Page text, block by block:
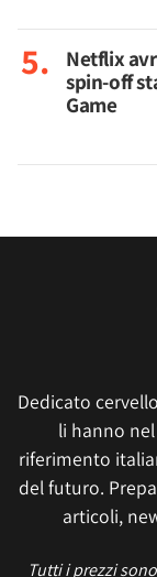
Netflix
spin-off
Game
Dedicato
li hanno
riferimento
del futuro.
articoli,
Tutti i prezzi